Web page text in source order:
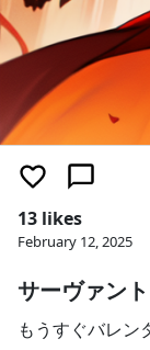
13 likes
February 12, 2025
サーヴァン
もうすぐバレン